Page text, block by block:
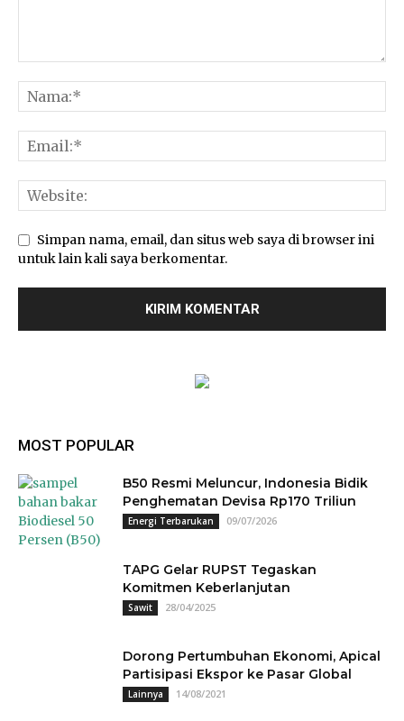
Simpan nama, email, dan situs web saya di browser ini
untuk lain kali saya berkomentar.
MOST POPULAR
B50 Resmi Meluncur, Indonesia Bidik
Penghematan Devisa Rp170 Triliun
Energi Terbarukan 09/07/2026
TAPG Gelar RUPST Tegaskan
Komitmen Keberlanjutan
Sawit 28/04/2025
Dorong Pertumbuhan Ekonomi, Apical
Partisipasi Ekspor ke Pasar Global
Lainnya 14/08/2021